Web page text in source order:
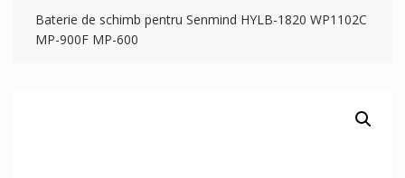
Baterie de schimb pentru Senmind HYLB-1820 WP1102C
MP-900F MP-600